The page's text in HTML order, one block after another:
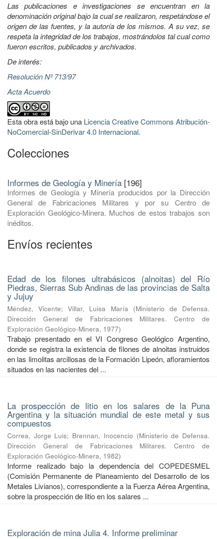
Las publicaciones e investigaciones se encuentran en la
denominación original bajo la cual se realizaron, respetándose el
origen de las fuentes, y la autoría de los mismos. A su vez, se
respeta la integridad de los trabajos, mostrándolos tal cual como
fueron escritos, publicados y archivados.
De interés:
Resolución Nº 713/97
Acta Acuerdo
Esta obra está bajo una Licencia Creative Commons Atribución-
NoComercial-SinDerivar 4.0 Internacional.
Colecciones
Informes de Geología y Minería [196]
Informes de Geología y Minería producidos por la Dirección
General de Fabricaciones Militares y por su Centro de
Exploración Geológico-Minera. Muchos de estos trabajos son
inéditos.
Envíos recientes
Edad de los filones ultrabásicos (alnoitas) del Río
Piedras, Sierras Sub Andinas de las provincias de Salta
y Jujuy
Méndez, Vicente;Villar, Luisa María (Ministerio de Defensa.
Dirección General de Fabricaciones Militares. Centro de
Exploración Geológico-Minera, 1977)
Trabajo presentado en el VI Congreso Geológico Argentino,
donde se registra la existencia de filones de alnoitas instruidos
en las limolitas arcillosas de la Formación Lipeón, afloramientos
situados en las nacientes del ...
La prospección de litio en los salares de la Puna
Argentina y la situación mundial de este metal y sus
compuestos
Correa, Jorge Luis; Brennan, Inocencio (Ministerio de Defensa.
Dirección General de Fabricaciones Militares. Centro de
Exploración Geológico-Minera, 1982)
Informe realizado bajo la dependencia del COPEDESMEL
(Comisión Permanente de Planeamiento del Desarrollo de los
Metales Livianos), correspondiente a la Fuerza Aérea Argentina,
sobre la prospección de litio en los salares ...
Exploración de mina Julia 4. Informe preliminar